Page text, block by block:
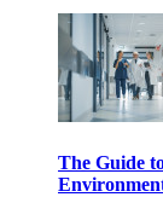
The Guide